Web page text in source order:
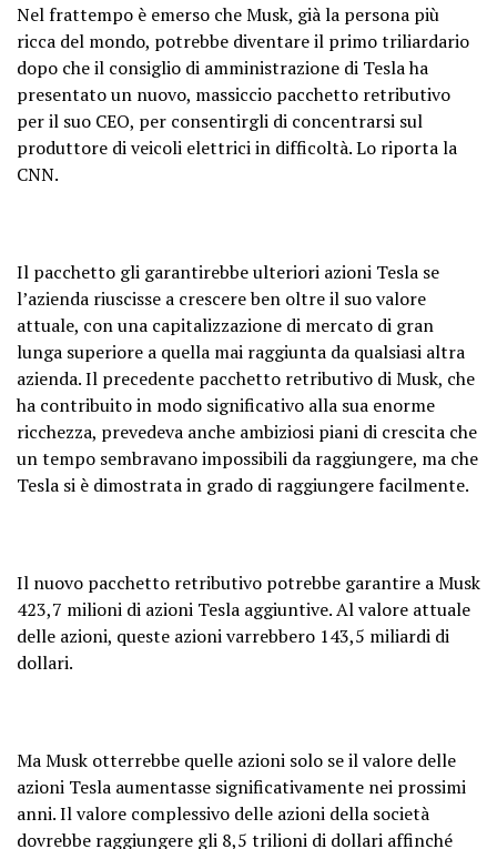
Nel frattempo è emerso che Musk, già la persona più
ricca del mondo, potrebbe diventare il primo triliardario
dopo che il consiglio di amministrazione di Tesla ha
presentato un nuovo, massiccio pacchetto retributivo
per il suo CEO, per consentirgli di concentrarsi sul
produttore di veicoli elettrici in difficoltà. Lo riporta la
CNN.
Il pacchetto gli garantirebbe ulteriori azioni Tesla se
l’azienda riuscisse a crescere ben oltre il suo valore
attuale, con una capitalizzazione di mercato di gran
lunga superiore a quella mai raggiunta da qualsiasi altra
azienda. Il precedente pacchetto retributivo di Musk, che
ha contribuito in modo significativo alla sua enorme
ricchezza, prevedeva anche ambiziosi piani di crescita che
un tempo sembravano impossibili da raggiungere, ma che
Tesla si è dimostrata in grado di raggiungere facilmente.
Il nuovo pacchetto retributivo potrebbe garantire a Musk
423,7 milioni di azioni Tesla aggiuntive. Al valore attuale
delle azioni, queste azioni varrebbero 143,5 miliardi di
dollari.
Ma Musk otterrebbe quelle azioni solo se il valore delle
azioni Tesla aumentasse significativamente nei prossimi
anni. Il valore complessivo delle azioni della società
dovrebbe raggiungere gli 8,5 trilioni di dollari affinché